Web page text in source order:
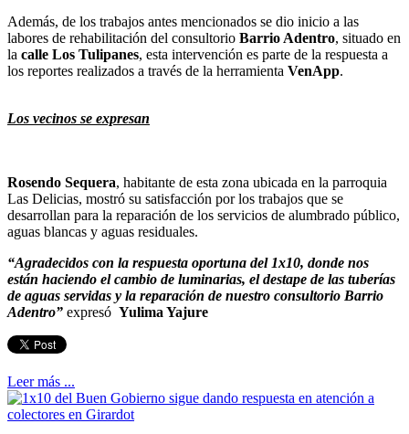
Además, de los trabajos antes mencionados se dio inicio a las
labores de rehabilitación del consultorio Barrio Adentro, situado en
la calle Los Tulipanes, esta intervención es parte de la respuesta a
los reportes realizados a través de la herramienta VenApp.
Los vecinos se expresan
Rosendo Sequera, habitante de esta zona ubicada en la parroquia
Las Delicias, mostró su satisfacción por los trabajos que se
desarrollan para la reparación de los servicios de alumbrado público,
aguas blancas y aguas residuales.
“Agradecidos con la respuesta oportuna del 1x10, donde nos
están haciendo el cambio de luminarias, el destape de las tuberías
de aguas servidas y la reparación de nuestro consultorio Barrio
Adentro” expresó Yulima Yajure
Leer más ...